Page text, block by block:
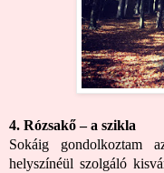
4. Rózsakő – a szikla
Sokáig gondolkoztam
helyszínéül szolgáló